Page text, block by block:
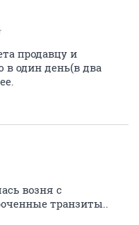
продавцу и
в один день(в два
возня с
транзиты..